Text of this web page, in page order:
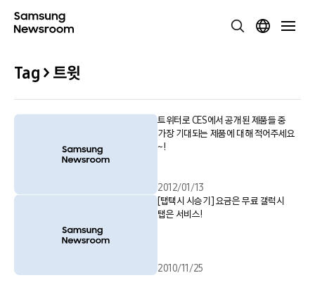
Tag > 트윗
트위터로 CES에서 공개된 제품들 중
가장 기대되는 제품에 대해 적어주세요
~!
2012/01/13
[탭택시 시승기] 요금은 무료 갤럭시
탭은 서비스!
2010/11/25